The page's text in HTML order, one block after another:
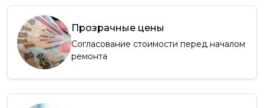
Прозрачные цены
Согласование стоимости перед началом
ремонта